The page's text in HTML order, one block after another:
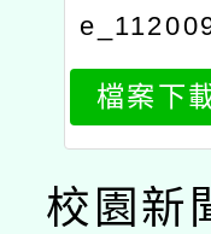
1
檔案下
校園新